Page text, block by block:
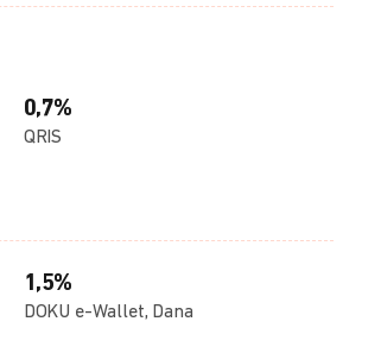
0,7%
QRIS
1,5%
DOKU e-Wallet, Dana